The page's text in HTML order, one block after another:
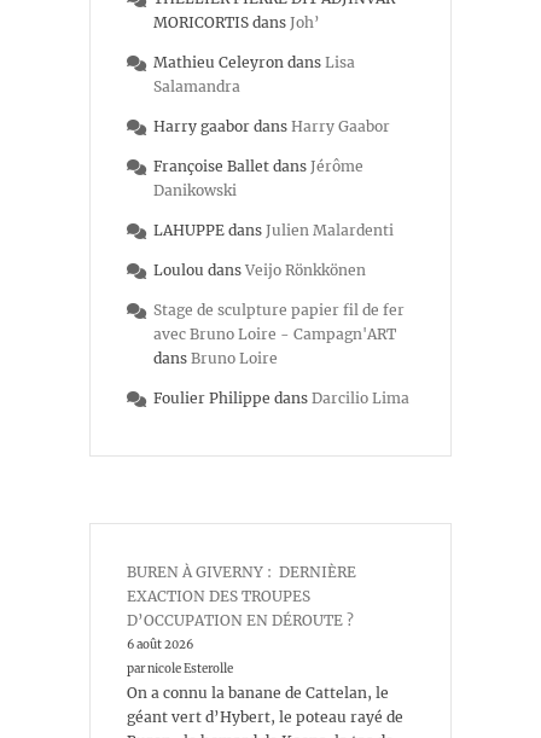
MORICORTIS dans Joh’
Mathieu Celeyron dans Lisa
Salamandra
Harry gaabor dans Harry Gaabor
Françoise Ballet dans Jérôme
Danikowski
LAHUPPE dans Julien Malardenti
Loulou dans Veijo Rönkkönen
Stage de sculpture papier fil de fer
avec Bruno Loire - Campagn'ART
dans Bruno Loire
Foulier Philippe dans Darcilio Lima
BUREN À GIVERNY : DERNIÈRE
EXACTION DES TROUPES
D’OCCUPATION EN DÉROUTE ?
6 août 2026
par nicole Esterolle
On a connu la banane de Cattelan, le
géant vert d’Hybert, le poteau rayé de